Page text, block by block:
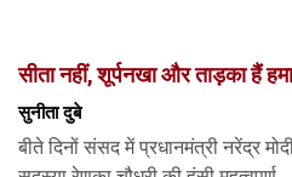
सीता नहीं, शूर्पनखा और ताड़का हैं
सुनीता दुबे
बीते दिनों संसद में प्रधानमंत्री नरेंद्र